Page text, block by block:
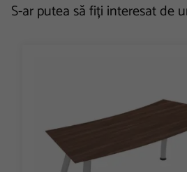
S-ar putea să fiți interesat de